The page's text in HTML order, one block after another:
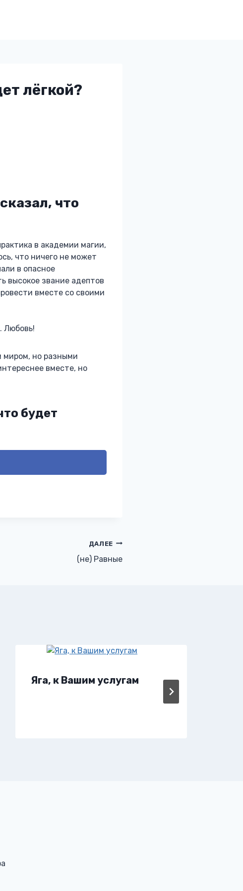
лёгкой?
что
в академии магии,
что ничего не может
в опасное
высокое звание адептов
вместе со своими
Любовь!
миром, но разными
вместе, но
будет
ДАЛЕЕ
(не) Равные
Яга, к Вашим услугам